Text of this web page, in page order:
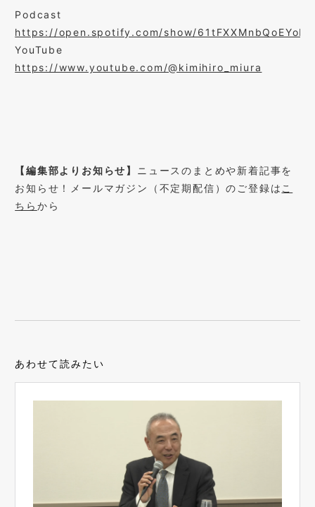
Podcast
https://open.spotify.com/show/
YouTube
https://www.youtube.com/@kimihiro_miura
【編集部よりお知らせ】
ニュースのまとめや新着記事を
お知らせ！メールマガジン（不定期配信）のご登録は こ
ちら から
あわせて読みたい